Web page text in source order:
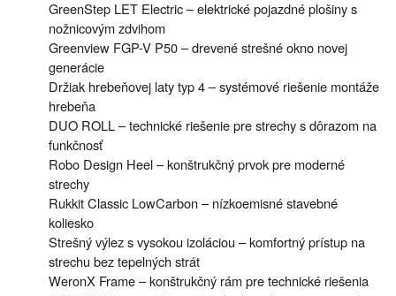
GreenStep LET Electric – elektrické pojazdné plošiny s
nožnicovým zdvihom
Greenview FGP-V P50 – drevené strešné okno novej
generácie
Držiak hrebeňovej laty typ 4 – systémové riešenie montáže
hrebeňa
DUO ROLL – technické riešenie pre strechy s dôrazom na
funkčnosť
Robo Design Heel – konštrukčný prvok pre moderné
strechy
Rukkit Classic LowCarbon – nízkoemisné stavebné
koliesko
Strešný výlez s vysokou izoláciou – komfortný prístup na
strechu bez tepelných strát
WeronX Frame – konštrukčný rám pre technické riešenia